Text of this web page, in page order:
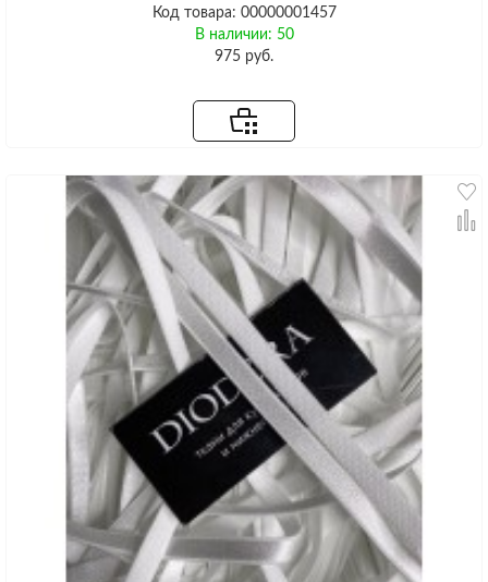
Код товара: 00000001457
В наличии: 50
975 руб.